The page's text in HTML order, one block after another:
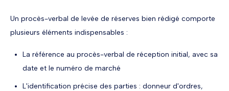
Un procès-verbal de levée de réserves bien rédigé comporte
plusieurs éléments indispensables :
La référence au procès-verbal de réception initial, avec sa
date et le numéro de marché
L'identification précise des parties : donneur d'ordres,